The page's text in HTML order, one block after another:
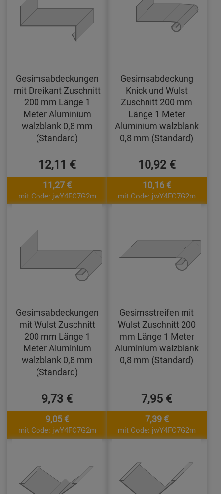
Gesimsabdeckungen
mit Dreikant Zuschnitt
200 mm Länge 1
Meter Aluminium
walzblank 0,8 mm
(Standard)
12,11 €
11,27 €
mit Code: jwY4FC7G2m
Gesimsabdeckung
Knick und Wulst
Zuschnitt 200 mm
Länge 1 Meter
Aluminium walzblank
0,8 mm (Standard)
10,92 €
10,16 €
mit Code: jwY4FC7G2m
Gesimsabdeckungen
mit Wulst Zuschnitt
200 mm Länge 1
Meter Aluminium
walzblank 0,8 mm
(Standard)
9,73 €
9,05 €
mit Code: jwY4FC7G2m
Gesimsstreifen mit
Wulst Zuschnitt 200
mm Länge 1 Meter
Aluminium walzblank
0,8 mm (Standard)
7,95 €
7,39 €
mit Code: jwY4FC7G2m